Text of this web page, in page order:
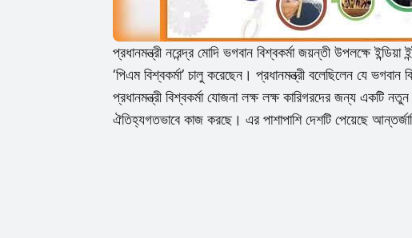
প্রধানমন্ত্রী নরেন্দ্র মোদি ভগবান বিশ্বকর্মা জয়ন্তী উপলক্ষে
‘পিএম বিশ্বকর্মা’ চালু করেছেন। প্রধানমন্ত্রী বলেছিলেন যে
প্রধানমন্ত্রী বিশ্বকর্মা যোজনা লক্ষ লক্ষ কারিগরদের জন্য একটি
ঐতিহ্যগতভাবে কাজ করছে। এর পাশাপাশি দেশটি পেয়েছে